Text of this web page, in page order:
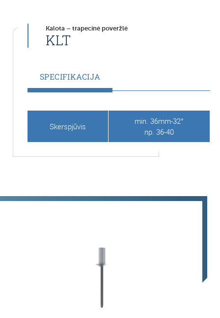
Kalota – trapecinė poveržlė
KLT
SPECIFIKACIJA
Skerspjūvis
min. 36mm-32°
np. 36-40